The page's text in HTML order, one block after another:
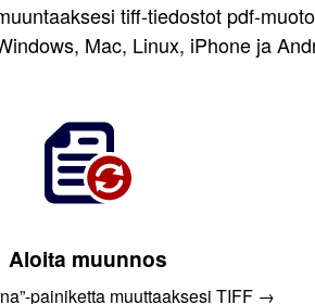
tiff-tiedostot pdf-
Mac, Linux, iPhone ja
Aloita muunnos
painiketta muuttaaksesi TIFF →